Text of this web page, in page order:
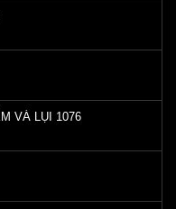
VÁ LỤI 1076